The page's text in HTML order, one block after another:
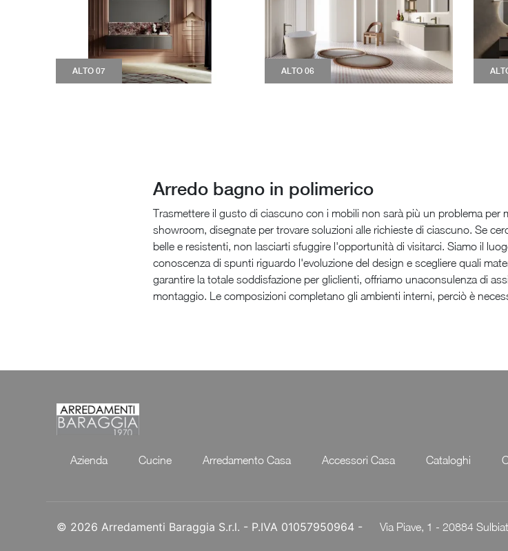
ALTO 07 ALTO 06
Arredo bagno in polimerico
Trasmettere il gusto di ciascuno con i mobili non sarà più un problema per
showroom, disegnate per trovare soluzioni alle richieste di ciascuno. Se
belle e resistenti, non lasciarti sfuggire l'opportunità di visitarci. Siamo il
conoscenza di spunti riguardo l'evoluzione del design e scegliere quali
garantire la totale soddisfazione per gliclienti, offriamo unaconsulenza di
montaggio. Le composizioni completano gli ambienti interni, perciò è
Azienda Cucine Arredamento Casa Accessori Casa Cataloghi
© 2026 Arredamenti Baraggia S.r.l. - P.IVA 01057950964 - Via Piave, 1 - 20884